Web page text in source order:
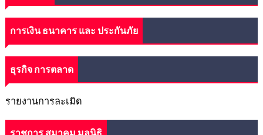
การเงิน ธนาคาร และ ประกันภัย
ธุรกิจ การตลาด
รายงานการละเมิด